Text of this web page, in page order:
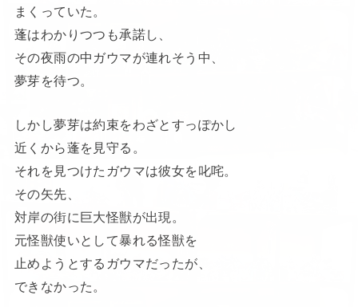
まくっていた。
蓬はわかりつつも承諾し、
その夜雨の中ガウマが連れそう中、
夢芽を待つ。
しかし夢芽は約束をわざとすっぽかし
近くから蓬を見守る。
それを見つけたガウマは彼女を叱咤。
その矢先、
対岸の街に巨大怪獣が出現。
元怪獣使いとして暴れる怪獣を
止めようとするガウマだったが、
できなかった。